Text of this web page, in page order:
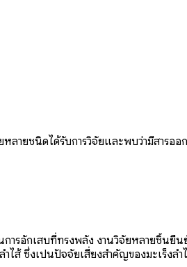
ายชนิดได้รับการวิจัยและพบว่ามีสารออ
รอักเสบที่ทรงพลัง งานวิจัยหลายชิ้นยืน
ไส้ ซึ่งเป็นปัจจัยเสี่ยงสำคัญของมะเร็งลำ